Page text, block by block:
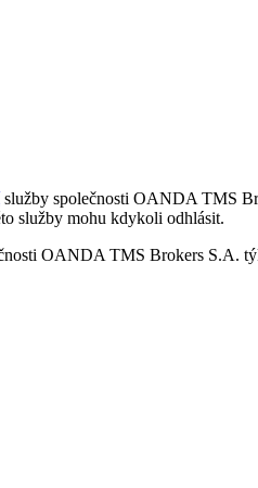
služby společnosti OANDA TMS
služby mohu kdykoli odhlásit.
OANDA TMS Brokers S.A.